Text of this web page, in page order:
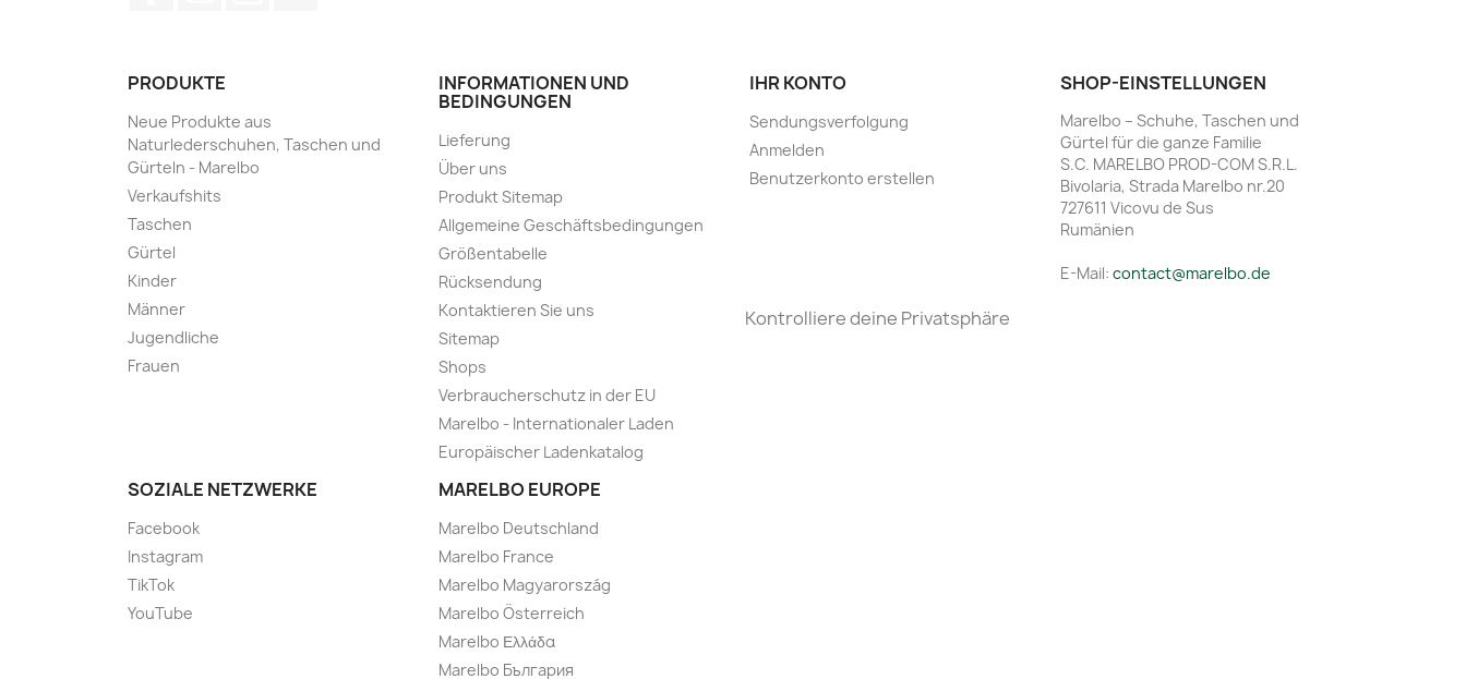
PRODUKTE
Neue Produkte aus
Naturlederschuhen, Taschen und
Gürteln - Marelbo
Verkaufshits
Taschen
Gürtel
Kinder
Männer
Jugendliche
Frauen
INFORMATIONEN UND
BEDINGUNGEN
Lieferung
Über uns
Produkt Sitemap
Allgemeine Geschäftsbedingungen
Größentabelle
Rücksendung
Kontaktieren Sie uns
Sitemap
Shops
Verbraucherschutz in der EU
Marelbo - Internationaler Laden
Europäischer Ladenkatalog
SOZIALE NETZWERKE
Facebook
Instagram
TikTok
YouTube
MARELBO EUROPE
Marelbo Deutschland
Marelbo France
Marelbo Magyarország
Marelbo Österreich
Marelbo Ελλάδα
Marelbo България
IHR KONTO
Sendungsverfolgung
Anmelden
Benutzerkonto erstellen
SHOP-EINSTELLUNGEN
Marelbo – Schuhe, Taschen und
Gürtel für die ganze Familie
S.C. MARELBO PROD-COM S.R.L.
Bivolaria, Strada Marelbo nr.20
727611 Vicovu de Sus
Rumänien
E-Mail: contact@marelbo.de
Kontrolliere deine Privatsphäre